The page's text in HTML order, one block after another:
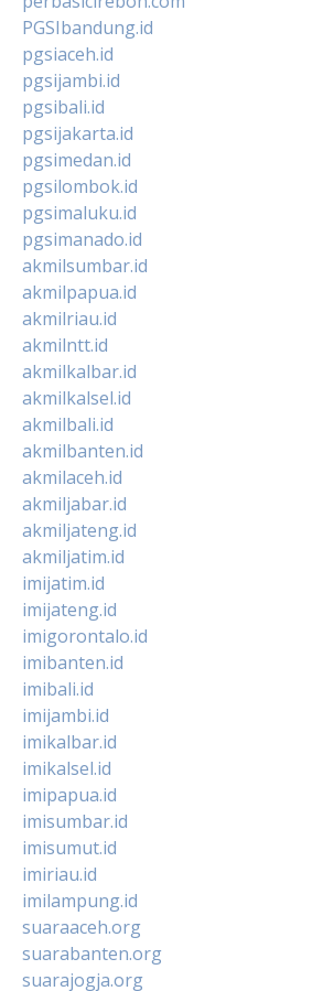
PGSIbandung.id
pgsiaceh.id
pgsijambi.id
pgsibali.id
pgsijakarta.id
pgsimedan.id
pgsilombok.id
pgsimaluku.id
pgsimanado.id
akmilsumbar.id
akmilpapua.id
akmilriau.id
akmilntt.id
akmilkalbar.id
akmilkalsel.id
akmilbali.id
akmilbanten.id
akmilaceh.id
akmiljabar.id
akmiljateng.id
akmiljatim.id
imijatim.id
imijateng.id
imigorontalo.id
imibanten.id
imibali.id
imijambi.id
imikalbar.id
imikalsel.id
imipapua.id
imisumbar.id
imisumut.id
imiriau.id
imilampung.id
suaraaceh.org
suarabanten.org
suarajogja.org